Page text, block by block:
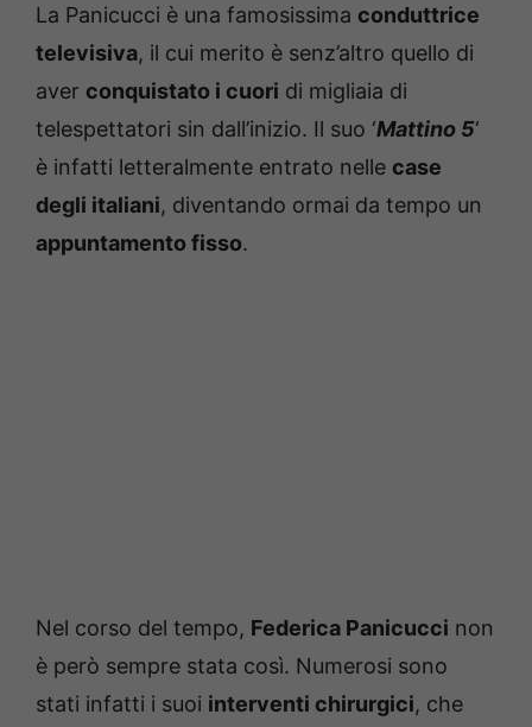
La Panicucci è una famosissima conduttrice
televisiva, il cui merito è senz’altro quello di
aver conquistato i cuori di migliaia di
telespettatori sin dall’inizio. Il suo ‘Mattino 5‘
è infatti letteralmente entrato nelle case
degli italiani, diventando ormai da tempo un
appuntamento fisso.
Nel corso del tempo, Federica Panicucci non
è però sempre stata così. Numerosi sono
stati infatti i suoi interventi chirurgici, che